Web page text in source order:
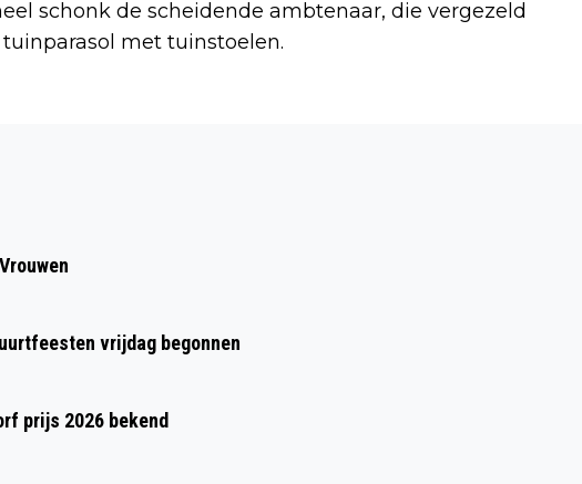
schonk de scheidende ambtenaar, die vergezeld
met tuinstoelen.
vrijdag begonnen
prijs 2026 bekend